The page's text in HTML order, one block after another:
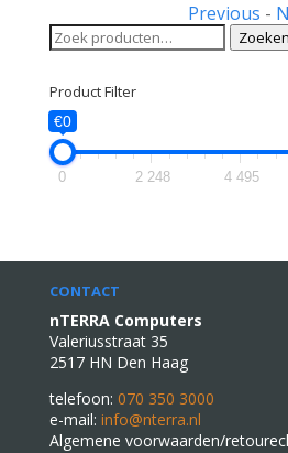
Previous -
Zoeken
naar:
Zoeken
Product Filter
€0
0 2 248 4 495
CONTACT
nTERRA Computers
Valeriusstraat 35
2517 HN Den Haag
telefoon: 070 350 3000
e-mail: info@nterra.nl
Algemene voorwaarden/